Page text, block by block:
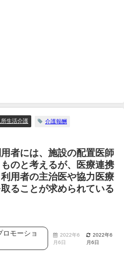
生活介護 介護報酬
者には、施設の配置医師
のと考えるが、医療連携
用者の主治医や協力医療
ることが求められている
ロモーショ
2022年6
月6日
2022年6
月6日